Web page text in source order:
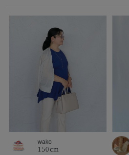
wako
150cm